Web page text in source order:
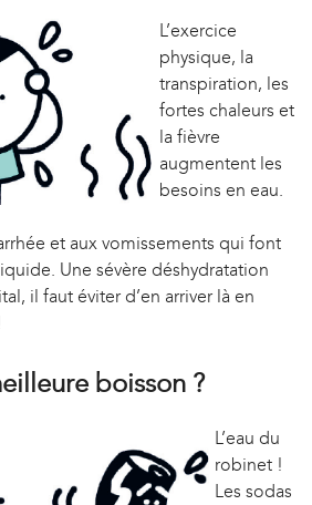
L’exercice
physique, la
transpiration, les
fortes chaleurs et
la fièvre
augmentent les
besoins en eau.
et aux vomissements qui font
Une sévère déshydratation
il faut éviter d’en arriver là en
boisson ?
L’eau du
robinet !
Les sodas